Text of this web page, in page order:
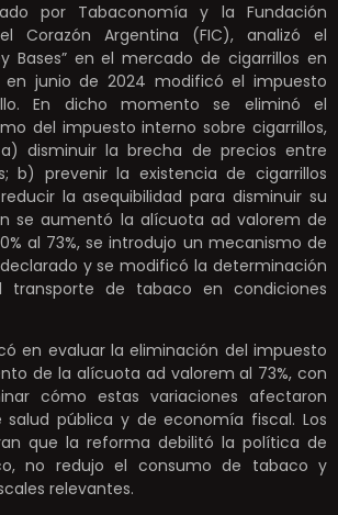
por Tabaconomía y la Fundación
Corazón Argentina (FIC), analizó el
Bases” en el mercado de cigarrillos en
en junio de 2024 modificó el impuesto
En dicho momento se eliminó el
del impuesto interno sobre cigarrillos,
disminuir la brecha de precios entre
b) prevenir la existencia de cigarrillos
la asequibilidad para disminuir su
se aumentó la alícuota ad valorem de
al 73%, se introdujo un mecanismo de
y se modificó la determinación
de tabaco en condiciones
en evaluar la eliminación del impuesto
de la alícuota ad valorem al 73%, con
cómo estas variaciones afectaron
salud pública y de economía fiscal. Los
que la reforma debilitó la política de
no redujo el consumo de tabaco y
relevantes.